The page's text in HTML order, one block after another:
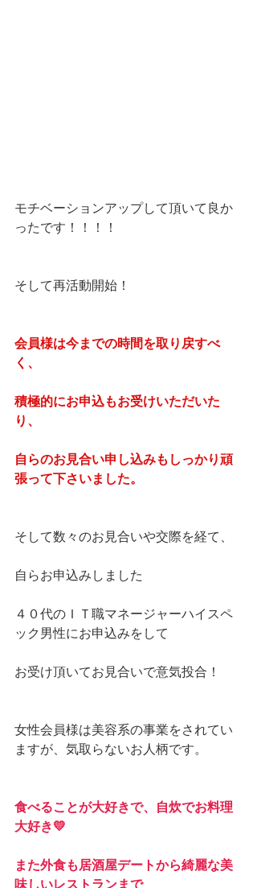
モチベーションアップして頂いて良か
ったです！！！！
そして再活動開始！
会員様は今までの時間を取り戻すべ
く、
積極的にお申込もお受けいただいた
り、
自らのお見合い申し込みもしっかり頑
張って下さいました。
そして数々のお見合いや交際を経て、
自らお申込みしました
４０代のＩＴ職マネージャーハイスペ
ック男性にお申込みをして
お受け頂いてお見合いで意気投合！
女性会員様は美容系の事業をされてい
ますが、気取らないお人柄です。
食べることが大好きで、自炊でお料理
大好き💛
また外食も居酒屋デートから綺麗な美
味しいレストランまで